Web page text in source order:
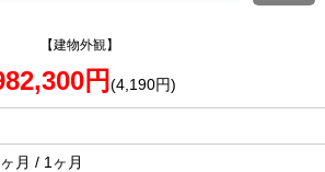
【建物外観】
円 (4,190円)
月 / 1ヶ月